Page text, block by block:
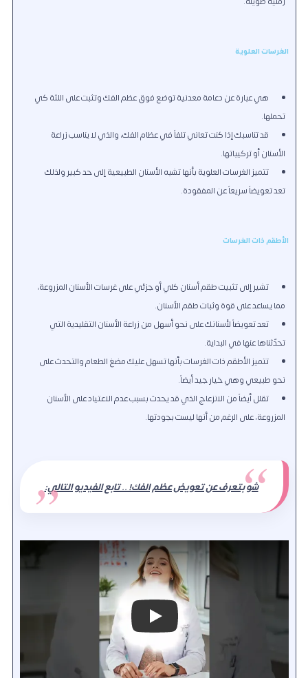
الغرسات العلوية
هي عبارة عن دعامة معدنية توضع فوق عظم الفك وتثبت على اللثة كي
تحملها.
قد تناسبك إذا كنت تعاني تلفاً في عظام الفك، والذي لا يناسب زراعة
الأسنان أو تركيباتها.
تتميز الغرسات العلوية بأنها تشبه الأسنان الطبيعية إلى حد كبير ولذلك
تعد تعويضاً سريعاً عن المفقودة.
الأطقم ذات الغرسات
تشير إلى تثبيت طقم أسنان كلي أو جزئي على غرسات الأسنان المزروعة،
مما يساعد على قوة وثبات طقم الأسنان.
تعد تعويضاً لأسنانك على نحو أسهل من زراعة الأسنان التقليدية التي
تحدّثناها عنها في البداية.
تتميز الأطقم ذات الغرسات بأنها تسهل عليك مضغ الطعام والتحدث على
نحو طبيعي وهي خيار جيد أيضاً.
تقلل أيضاً من الانزعاج الذي قد يحدث بسبب عدم الاعتياد على الأسنان
المزروعة، على الرغم من أنها ليست بجودتها.
شو بتعرف عن تعويض عظم الفك! .. تابع الفيديو التالي:
Play